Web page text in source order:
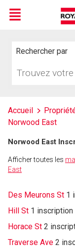
Menu
Rechercher par
votre
Accueil
Norwood East
Norwood East
Afficher toutes les
East
Des Meurons St 1
Hill St 1 inscription
Horace St 2
Traverse Ave 2